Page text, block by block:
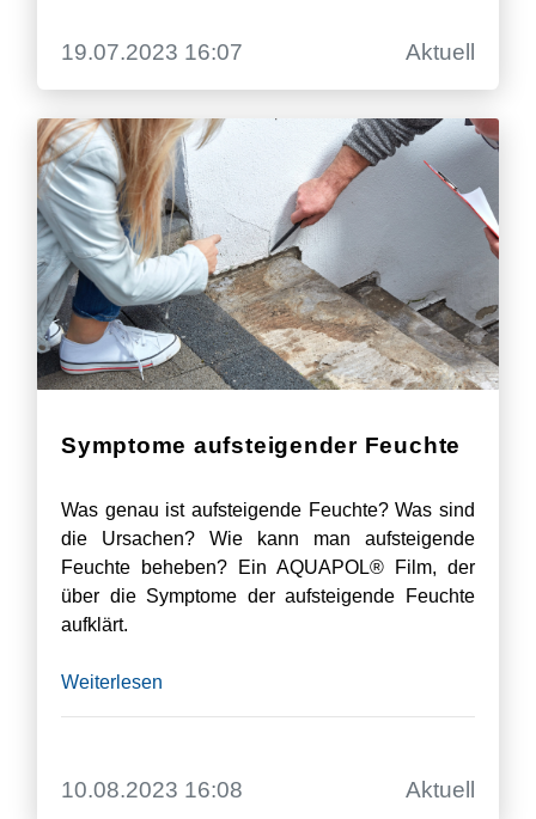
19.07.2023 16:07 Aktuell
Symptome aufsteigender Feuchte
Was genau ist aufsteigende Feuchte? Was sind
die Ursachen? Wie kann man aufsteigende
Feuchte beheben? Ein AQUAPOL® Film, der
über die Symptome der aufsteigende Feuchte
aufklärt.
Weiterlesen
10.08.2023 16:08 Aktuell